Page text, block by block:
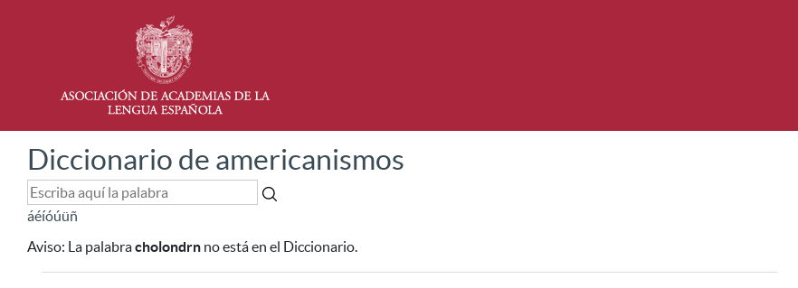
Diccionario de americanismos
áéíóúüñ
Aviso: La palabracholondrn no está en el Diccionario.